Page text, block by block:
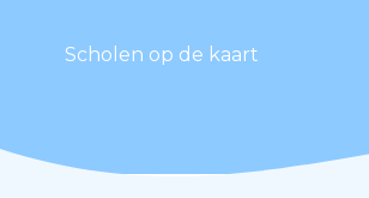
Scholen op de kaart